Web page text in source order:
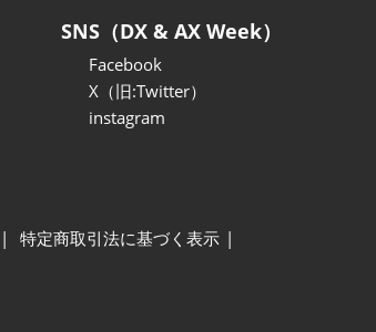
SNS（DX & AX Week）
Facebook
X（旧:Twitter）
instagram
特定商取引法に基づく表示